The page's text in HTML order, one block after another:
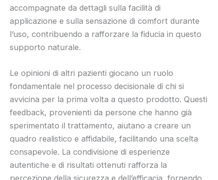
accompagnate da dettagli sulla facilità di
applicazione e sulla sensazione di comfort durante
l’uso, contribuendo a rafforzare la fiducia in questo
supporto naturale.
Le opinioni di altri pazienti giocano un ruolo
fondamentale nel processo decisionale di chi si
avvicina per la prima volta a questo prodotto. Questi
feedback, provenienti da persone che hanno già
sperimentato il trattamento, aiutano a creare un
quadro realistico e affidabile, facilitando una scelta
consapevole. La condivisione di esperienze
autentiche e di risultati ottenuti rafforza la